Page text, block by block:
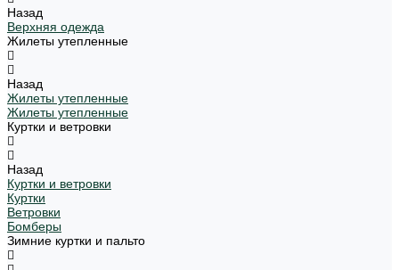
Назад
Верхняя одежда
Жилеты утепленные
Назад
Жилеты утепленные
Жилеты утепленные
Куртки и ветровки
Назад
Куртки и ветровки
Куртки
Ветровки
Бомберы
Зимние куртки и пальто